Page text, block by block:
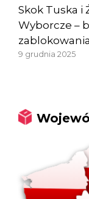
Skok Tuska i
Wyborcze –
9 grudnia 2025